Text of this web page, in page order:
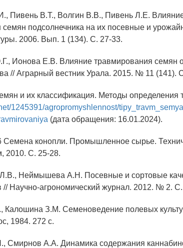
Пивень В.Т., Волгин В.В., Пивень Л.Е.
семян подсолнечника на их посевные и
2006. Вып. 1 (134). С. 27-33.
Ионова Е.В. Влияние травмирования семян
// Аграрный вестник Урала. 2015. № 11 (141).
и их классификация. Методы определения
1245391/agropromyshlennost/
(дата обращения: 16.01.2024).
Семена конопли. Промышленное сырье.
2010. С. 25-28.
Неймышева А.Н. Посевные и сортовые
// Научно-агрономический журнал. 2012. № 2.
Калошина З.М. Семеноведение полевых
1984. 272 с.
Смирнов А.А. Динамика содержания